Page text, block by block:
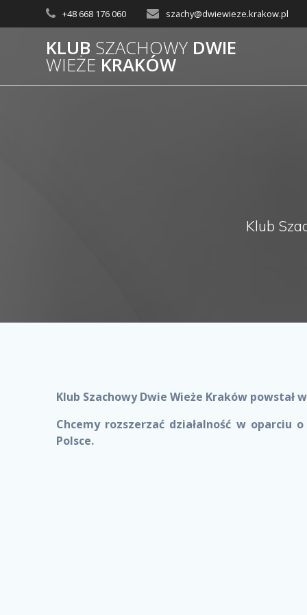
to
+48 668 176 060 szachy@dwiewieze.krakow.pl
KLUB SZACHOWY DWIE
WIEŻE KRAKÓW
Klub
Klub Szachowy Dwie Wieże Kraków
Chcemy rozszerzać działalność w
Polsce.